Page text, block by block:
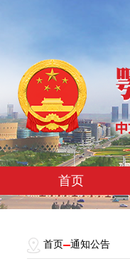
首页
首页 通知公告